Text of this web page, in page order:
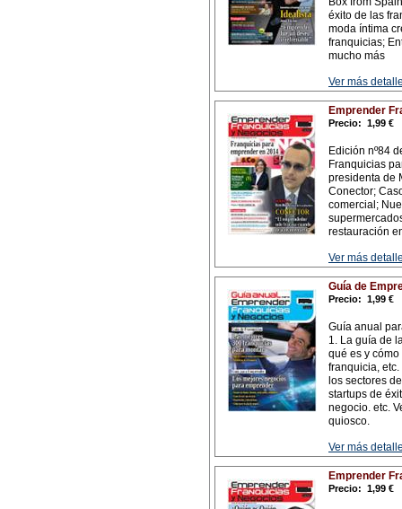
éxito de las
moda íntima
franquicias;
mucho más
Ver más
Emprender
Precio: 1,99 €
Edición nº84
Franquicias
presidenta de
Conector;
comercial;
restauración
Ver más
Guía de
Precio: 1,99 €
Guía anual
1. La guía de
qué es y
franquicia,
los sectores
startups de
negocio. etc.
quiosco.
Ver más
Emprender
Precio: 1,99 €